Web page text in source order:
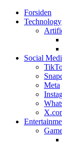
Web3zero.dk
Web3zero.dk
Forsiden
Technology
Social
Meta